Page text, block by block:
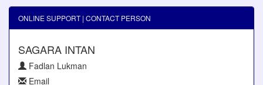
ONLINE SUPPORT | CONTACT PERSON
SAGARA INTAN
Fadlan Lukman
Email